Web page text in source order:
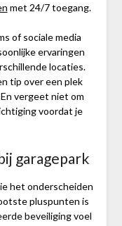
met 24/7 toegang.
of sociale media
ervaringen
locaties.
tip over een plek
vergeet niet om
voordat je
garagepark
het onderscheiden
pluspunten is
beveiliging voel